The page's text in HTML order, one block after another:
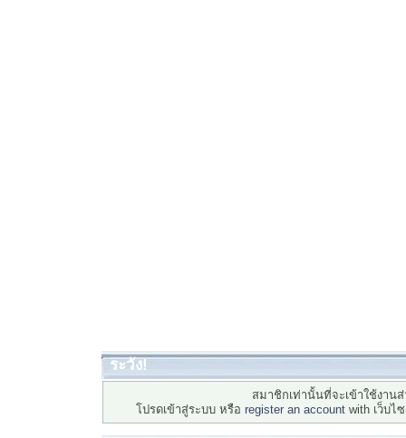
ระวัง!
สมาชิกเท่านั้นที่จะเข้าใช้งาน
โปรดเข้าสู่ระบบ หรือ register an account with เว็บ